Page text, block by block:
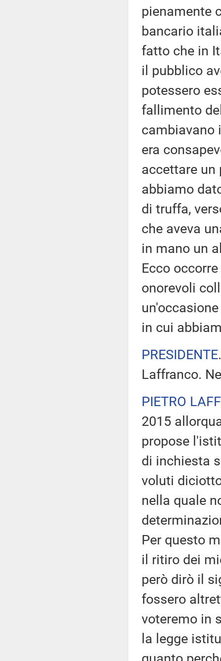
pienamente
bancario
fatto che in
il pubblico
potessero
fallimento
cambiavano
era
accettare un
abbiamo
di truffa,
che aveva
in mano un
Ecco
onorevoli
in cui
PRESIDENTE
Laffranco.
PIETRO
2015
propose
di inchiesta
voluti
nella quale
Per questo
il ritiro dei
però dirò il
fossero
voteremo in
la legge